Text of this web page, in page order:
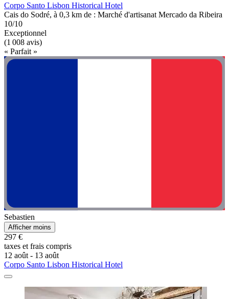
Corpo Santo Lisbon Historical Hotel
Cais do Sodré, à 0,3 km de : Marché d'artisanat Mercado da Ribeira
10/10
Exceptionnel
(1 008 avis)
« Parfait »
Sebastien
Afficher moins
297 €
taxes et frais compris
12 août - 13 août
Corpo Santo Lisbon Historical Hotel